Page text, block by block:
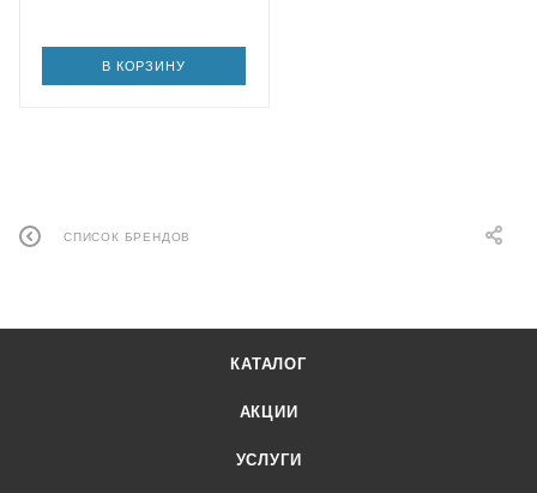
В КОРЗИНУ
СПИСОК БРЕНДОВ
КАТАЛОГ
АКЦИИ
УСЛУГИ